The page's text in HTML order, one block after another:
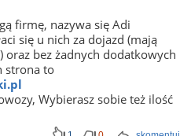
firmę, nazywa się Adi
się u nich za dojazd (mają
bez żadnych dodatkowych
strona to
Wybierasz sobie też ilość